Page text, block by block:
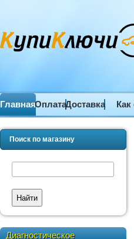
ГлавнаяОплатаДоставка Как
Поиск по магазину
Найти
Диагностическое